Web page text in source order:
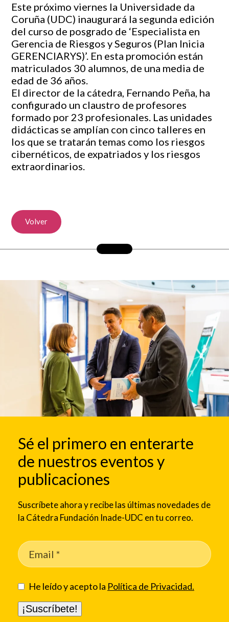
Este próximo viernes la Universidade da
Coruña (UDC) inaugurará la segunda edición
del curso de posgrado de ‘Especialista en
Gerencia de Riesgos y Seguros (Plan Inicia
GERENCIARYS)’. En esta promoción están
matriculados 30 alumnos, de una media de
edad de 36 años.
El director de la cátedra, Fernando Peña, ha
configurado un claustro de profesores
formado por 23 profesionales. Las unidades
didácticas se amplían con cinco talleres en
los que se tratarán temas como los riesgos
cibernéticos, de expatriados y los riesgos
extraordinarios.
Volver
Sé el primero en enterarte
de nuestros eventos y
publicaciones
Suscríbete ahora y recibe las últimas novedades de
la Cátedra Fundación Inade-UDC en tu correo.
He leído y acepto la Política de Privacidad.